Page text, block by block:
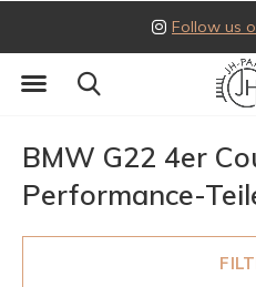
Follow us
BMW G22 4er
Performance-